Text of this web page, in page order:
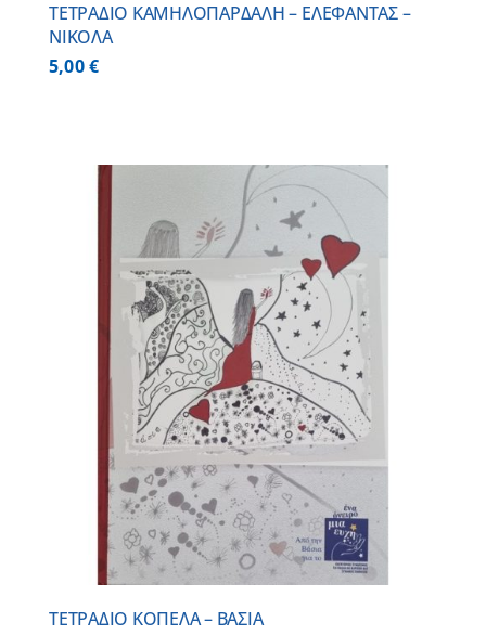
ΤΕΤΡΑΔΙΟ ΚΑΜΗΛΟΠΑΡΔΑΛΗ – ΕΛΕΦΑΝΤΑΣ –
ΝΙΚΟΛΑ
5,00€
ΤΕΤΡΑΔΙΟ ΚΟΠΕΛΑ – ΒΑΣΙΑ